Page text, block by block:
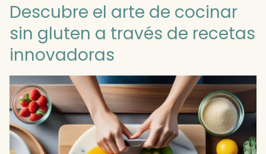
Descubre el arte de cocinar
sin gluten a través de recetas
innovadoras